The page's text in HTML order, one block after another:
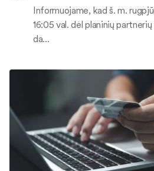
Informuojame, kad š. m.
16:05 val. dėl planinių
da...